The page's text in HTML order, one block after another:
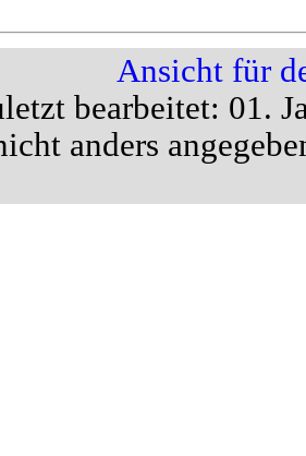
Ansicht für
bearbeitet: 01.
anders